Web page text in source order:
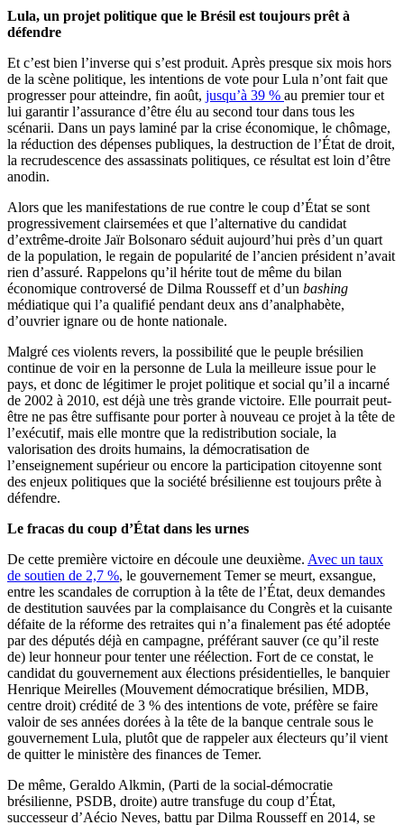
Lula, un projet politique que le Brésil est toujours prêt à
défendre
Et c’est bien l’inverse qui s’est produit. Après presque six mois hors
de la scène politique, les intentions de vote pour Lula n’ont fait que
progresser pour atteindre, fin août, jusqu’à 39 % au premier tour et
lui garantir l’assurance d’être élu au second tour dans tous les
scénarii. Dans un pays laminé par la crise économique, le chômage,
la réduction des dépenses publiques, la destruction de l’État de droit,
la recrudescence des assassinats politiques, ce résultat est loin d’être
anodin.
Alors que les manifestations de rue contre le coup d’État se sont
progressivement clairsemées et que l’alternative du candidat
d’extrême-droite Jaïr Bolsonaro séduit aujourd’hui près d’un quart
de la population, le regain de popularité de l’ancien président n’avait
rien d’assuré. Rappelons qu’il hérite tout de même du bilan
économique controversé de Dilma Rousseff et d’un bashing
médiatique qui l’a qualifié pendant deux ans d’analphabète,
d’ouvrier ignare ou de honte nationale.
Malgré ces violents revers, la possibilité que le peuple brésilien
continue de voir en la personne de Lula la meilleure issue pour le
pays, et donc de légitimer le projet politique et social qu’il a incarné
de 2002 à 2010, est déjà une très grande victoire. Elle pourrait peut-
être ne pas être suffisante pour porter à nouveau ce projet à la tête de
l’exécutif, mais elle montre que la redistribution sociale, la
valorisation des droits humains, la démocratisation de
l’enseignement supérieur ou encore la participation citoyenne sont
des enjeux politiques que la société brésilienne est toujours prête à
défendre.
Le fracas du coup d’État dans les urnes
De cette première victoire en découle une deuxième. Avec un taux
de soutien de 2,7 %, le gouvernement Temer se meurt, exsangue,
entre les scandales de corruption à la tête de l’État, deux demandes
de destitution sauvées par la complaisance du Congrès et la cuisante
défaite de la réforme des retraites qui n’a finalement pas été adoptée
par des députés déjà en campagne, préférant sauver (ce qu’il reste
de) leur honneur pour tenter une réélection. Fort de ce constat, le
candidat du gouvernement aux élections présidentielles, le banquier
Henrique Meirelles (Mouvement démocratique brésilien, MDB,
centre droit) crédité de 3 % des intentions de vote, préfère se faire
valoir de ses années dorées à la tête de la banque centrale sous le
gouvernement Lula, plutôt que de rappeler aux électeurs qu’il vient
de quitter le ministère des finances de Temer.
De même, Geraldo Alkmin, (Parti de la social-démocratie
brésilienne, PSDB, droite) autre transfuge du coup d’État,
successeur d’Aécio Neves, battu par Dilma Rousseff en 2014, se